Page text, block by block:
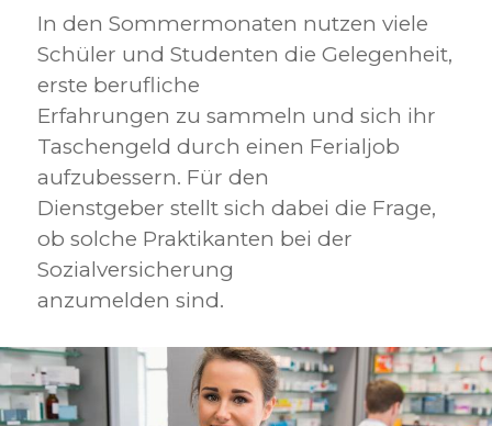
In den Sommermonaten nutzen viele
Schüler und Studenten die Gelegenheit,
erste berufliche
Erfahrungen zu sammeln und sich ihr
Taschengeld durch einen Ferialjob
aufzubessern. Für den
Dienstgeber stellt sich dabei die Frage,
ob solche Praktikanten bei der
Sozialversicherung
anzumelden sind.